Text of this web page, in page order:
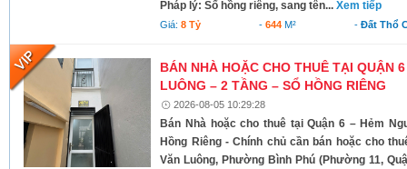
Pháp lý: Sổ hồng riêng, sang tên...Xem tiếp
Giá:8 Tỷ -644 M² - Đất Thổ
BÁN NHÀ HOẶC CHO THUÊ TẠI QUẬN
LUÔNG – 2 TẦNG – SỔ HỒNG RIÊNG
2026-08-05 10:29:28
Bán Nhà hoặc cho thuê tại Quận 6 – Hẻm
Hồng Riêng - Chính chủ cần bán hoặc cho
Văn Luông, Phường Bình Phú (Phường 11,